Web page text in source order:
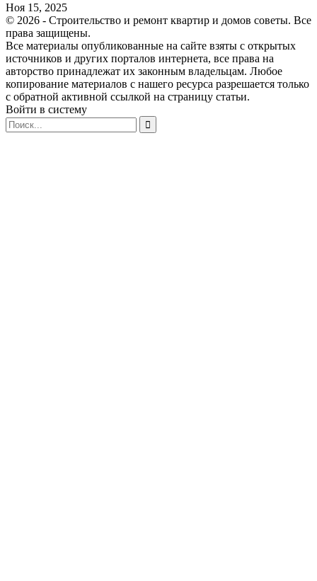
Ноя 15, 2025
© 2026 - Строительство и ремонт квартир и домов советы. Все
права защищены.
Все материалы опубликованные на сайте взяты с открытых
источников и других порталов интернета, все права на
авторство принадлежат их законным владельцам. Любое
копирование материалов с нашего ресурса разрешается только
с обратной активной ссылкой на страницу статьи.
Войти в систему